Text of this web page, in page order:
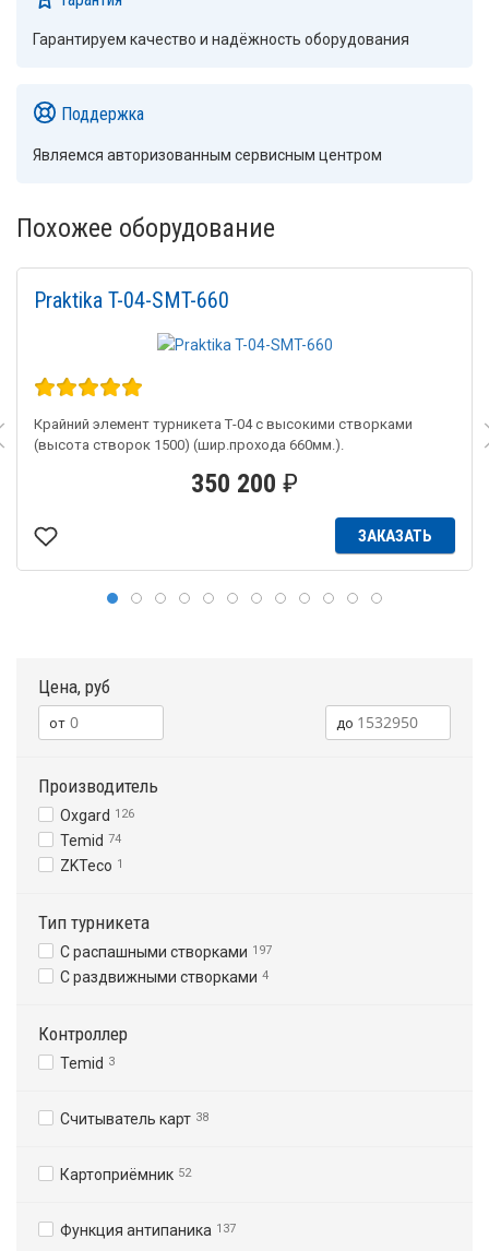
Гарантируем качество и надёжность оборудования
Поддержка
Являемся авторизованным сервисным центром
Похожее оборудование
Praktika T-04-SMT-660
Крайний элемент турникета Т-04 с высокими створками
(высота створок 1500) (шир.прохода 660мм.).
350 200 ₽
ЗАКАЗАТЬ
Цена, руб
Производитель
Oxgard 126
Temid 74
ZKTeco 1
Тип турникета
С распашными створками 197
С раздвижными створками 4
Контроллер
Temid 3
Считыватель карт 38
Картоприёмник 52
Функция антипаника 137